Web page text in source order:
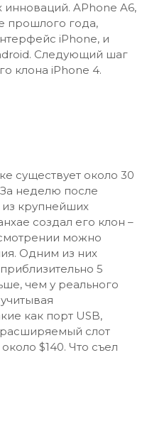
APhone A6,
прошлого года,
iPhone, и
Следующий шаг
клона iPhone 4.
существует около 30
неделю после
крупнейших
создал его клон –
можно
Одним из них
5
чем у реального
как порт USB,
слот
$140. Что съел